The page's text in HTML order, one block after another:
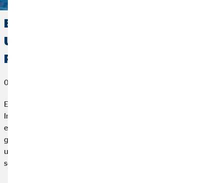
Endlich Sonne: Tipps für deine
Urlaubskasse und
Reiseversicherungen
05. Juli 2022
Egal ob mit dem Rucksack durch Thailand oder im All-
Inclusive-Hotel in Tunesien. Wenn wir kurz vor dem Urlaub
erkranken oder uns Gegenstände aus dem Hotelzimmer
gestohlen werden, ist eine Absicherung sinnvoll. So können wir
uns vor den finanziellen Folgen schützen – und du kannst
sorgenfrei in den Urlaub fahren.